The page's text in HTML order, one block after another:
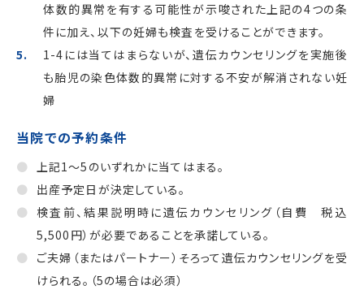
体数的異常を有する可能性が示唆された上記の4つの条
件に加え、以下の妊婦も検査を受けることができます。
1-4には当てはまらないが、遺伝カウンセリングを実施後
も胎児の染色体数的異常に対する不安が解消されない妊
婦
当院での予約条件
上記1～5のいずれかに当てはまる。
出産予定日が決定している。
検査前、結果説明時に遺伝カウンセリング（自費 税込
5,500円）が必要であることを承諾している。
ご夫婦（またはパートナー）そろって遺伝カウンセリングを受
けられる。（5の場合は必須）